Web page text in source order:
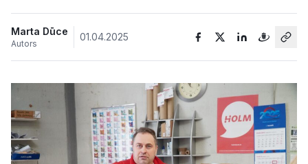
Kultūra
Bizness
Marta Dūce
Autors
01.04.2025